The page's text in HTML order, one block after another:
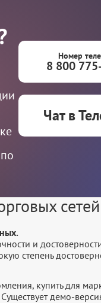
Номер
8 800
Чат в
сетей
и
степень
купить для
демо-